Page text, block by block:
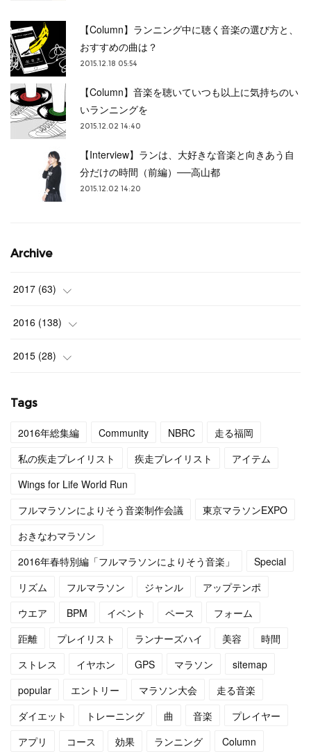
【Column】ランニング中に聴く音楽の選び方と、
おすすめの曲は？
2015.12.18 05:54
【Column】音楽を聴いていつも以上に気持ちのい
いランニングを
2015.12.02 14:40
【Interview】ランは、大好きな音楽と向きあう自
分だけの時間（前編）──高山都
2015.12.02 14:20
Archive
2017 (63)
(3)
(4)
( 4)
(4)
( 5)
(
15
2016 (138)
(9)
11
( 12)
( 13 )
(
)
2015 (28)
Tags
2016年総集編 Community NBRC
走る福岡
私の疾走プレイリスト
疾走プレイリスト
アイテム
Wings for Life World Run
フルマラソンによりそう音楽制作会議
東京マラソンEXPO
おきなわマラソン
2016年春特別編「フルマラソンによりそう音楽」
Special
リズム
フルマラソン ジャンル
アップテンポ
ウエア
BPM イベント ペース
フォーム
距離
プレイリスト ランナーズハイ 美容
時間
ストレス
イヤホン GPS マラソン
sitemap
popular
エントリー マラソン大会
走る音楽
ダイエット
トレーニング 曲 音楽
プレイヤー
アプリ
コース 効果 ランニング Column